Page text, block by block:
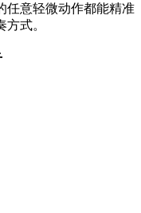
任意轻微动作都能精准
式。